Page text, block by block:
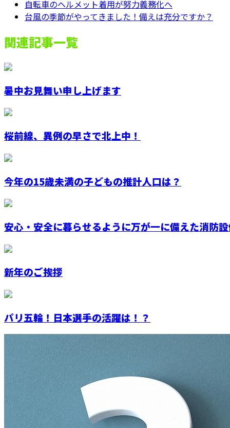
自転車のヘルメット着用が努力義務化へ
台風の季節がやってきました！備えは充分ですか？
関連記事一覧
暑中お見舞い申し上げます
桜前線、異例の早さで北上中！
今年の15歳未満の子どもの推計人口は？
安心・安全に暮らせるように万が一に備えた消防
新年のご挨拶
パリ五輪！日本選手の活躍は！？